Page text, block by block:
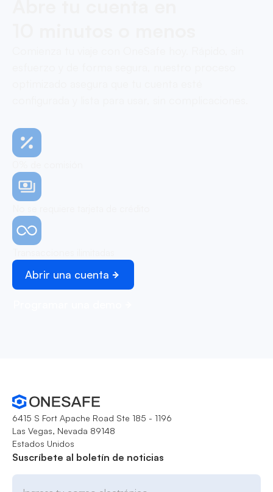
Abrir una cuenta
6415 S Fort Apache Road Ste 185 - 1196
Las Vegas, Nevada 89148
Estados Unidos
Suscríbete al boletín de noticias